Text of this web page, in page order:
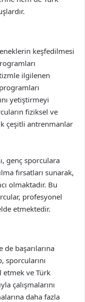
keşfedilmesi
ilgilenen
yetiştirmeyi
fiziksel ve
çeşitli antrenmanlar
genç sporculara
fırsatları sunarak,
olmaktadır. Bu
profesyonel
etmektedir.
de başarılarına
sporcularını
etmek ve Türk
çalışmalarını
daha fazla